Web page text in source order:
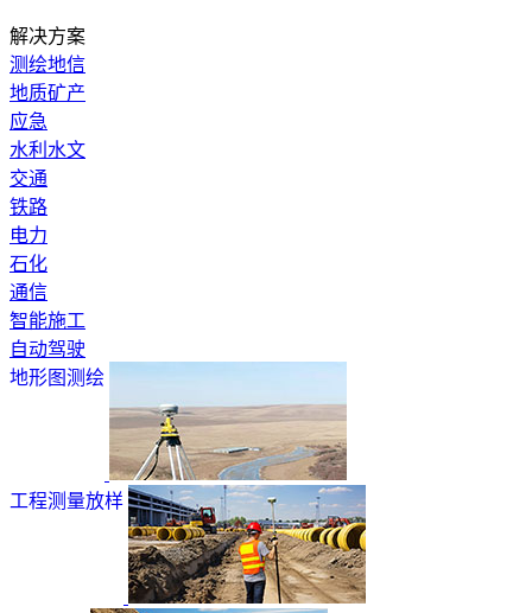
解决方案
测绘地信
地质矿产
应急
水利水文
交通
铁路
电力
石化
通信
智能施工
自动驾驶
地形图测绘
工程测量放样